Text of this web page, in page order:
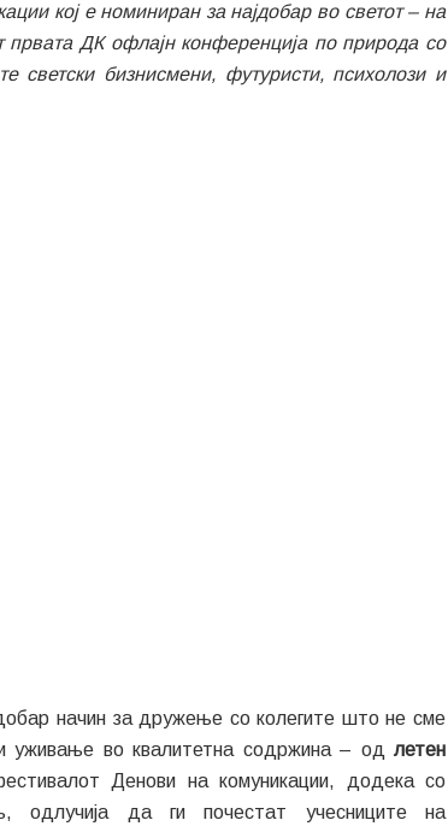
кој е номиниран за најдобар во светот– на
првата ДК офлајнконференција по природа со
светски бизнисмени, футуристи, психолози и
начин за дружење со колегите што не сме
уживање во квалитетна содржина – од летен
Денови на комуникации, додека со
одлучија да ги почестат учесниците на